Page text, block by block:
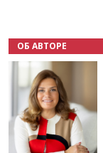
ОБ АВТОРЕ